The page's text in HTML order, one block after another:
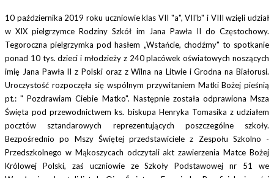
10 października 2019 roku uczniowie klas VII "a", VII'b" i VIII wzięli udział
w XIX pielgrzymce Rodziny Szkół im Jana Pawła II do Częstochowy.
Tegoroczna pielgrzymka pod hasłem „Wstańcie, chodźmy" to spotkanie
ponad 10 tys. dzieci i młodzieży z 240 placówek oświatowych noszących
imię Jana Pawła II z Polski oraz z Wilna na Litwie i Grodna na Białorusi.
Uroczystość rozpoczęła się wspólnym przywitaniem Matki Bożej pieśnią
pt.: " Pozdrawiam Ciebie Matko". Następnie została odprawiona Msza
Święta pod przewodnictwem ks. biskupa Henryka Tomasika z udziałem
pocztów sztandarowych reprezentujących poszczególne szkoły.
Bezpośrednio po Mszy Świętej przedstawiciele z Zespołu Szkolno -
Przedszkolnego w Mąkoszycach odczytali akt zawierzenia Matce Bożej
Królowej Polski, zaś uczniowie ze Szkoły Podstawowej nr 51 we